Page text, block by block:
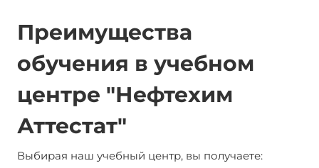
Преимущества
обучения в учебном
центре "Нефтехим
Аттестат"
Выбирая наш учебный центр, вы получаете: